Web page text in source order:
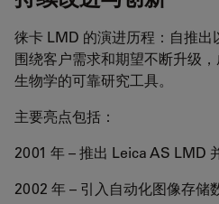
徕卡 LMD 的演进历程：自推
围绕客户需求和期望不断升级
生物学的可靠研究工具。
主要亮点包括：
2001 年 – 推出 Leica AS LMD
2002 年 – 引入自动化图像存储